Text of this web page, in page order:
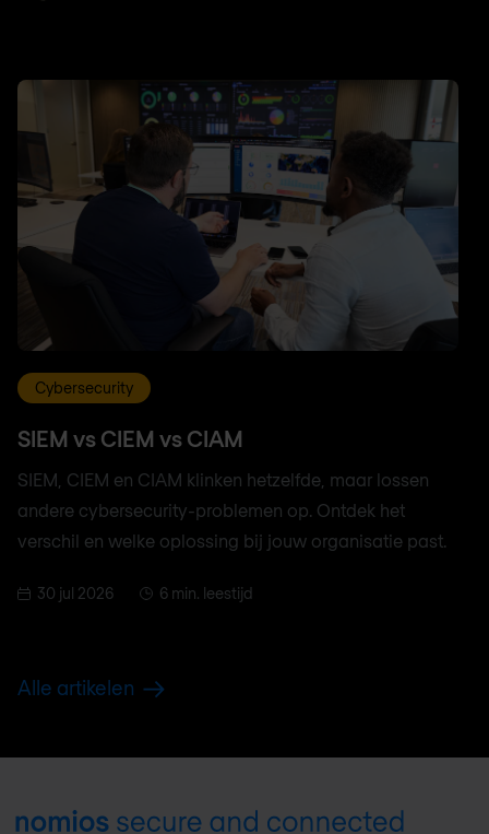
Cybersecurity
SIEM vs CIEM vs CIAM
SIEM, CIEM en CIAM klinken hetzelfde, maar lossen
andere cybersecurity-problemen op. Ontdek het
verschil en welke oplossing bij jouw organisatie past.
30 jul 2026 6 min. leestijd
Alle artikelen
Footer